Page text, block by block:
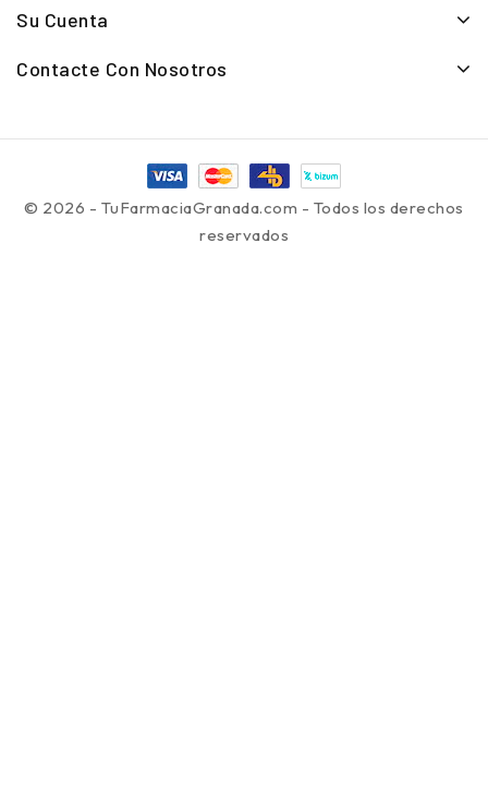
Su Cuenta
Contacte Con Nosotros
© 2026 - TuFarmaciaGranada.com - Todos los derechos
reservados